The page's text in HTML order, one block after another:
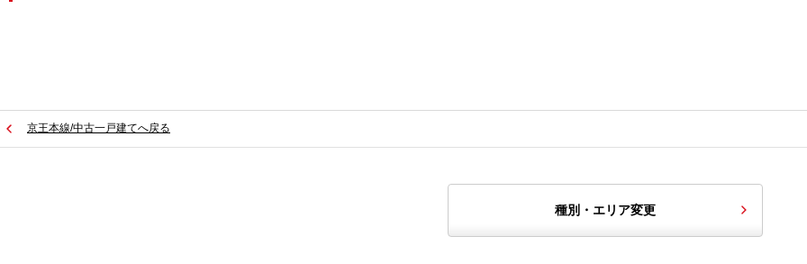
京王本線/中古一戸建てへ戻る
種別・エリア変更